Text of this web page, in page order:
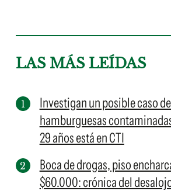
LAS MÁS LEÍDAS
Investigan un posible caso
hamburguesas
29 años está en CTI
Boca de drogas, piso
$60.000: crónica del